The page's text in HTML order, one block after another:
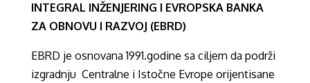
INTEGRAL INŽENJERING I EVROPSKA BANKA
ZA OBNOVU I RAZVOJ (EBRD)
EBRD je osnovana 1991.godine sa ciljem da podrži
izgradnju Centralne i Istočne Evrope orijentisane